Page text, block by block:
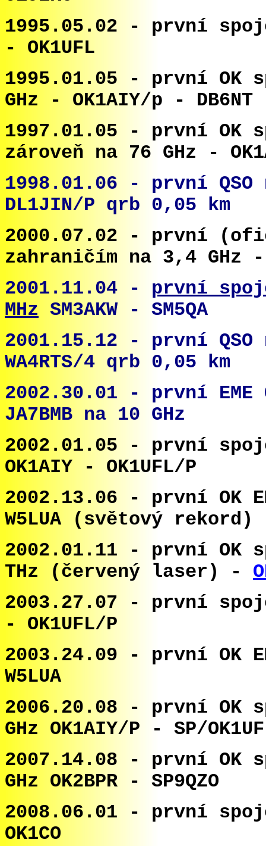
1995.05.02 - první
- OK1UFL
1995.01.05 - první OK
GHz - OK1AIY/p - DB6NT
1997.01.05 - první OK
zároveň na 76 GHz -
1998.01.06 - první QSO
DL1JIN/P qrb 0,05 km
2000.07.02 - první
zahraničím na 3,4 GHz -
2001.11.04 - první
MHz SM3AKW - SM5QA
2001.15.12 - první QSO
WA4RTS/4 qrb 0,05 km
2002.30.01 - první EME
JA7BMB na 10 GHz
2002.01.05 - první
OK1AIY - OK1UFL/P
2002.13.06 - první OK
W5LUA (světový rekord)
2002.01.11 - první OK
THz (červený laser) -
2003.27.07 - první
- OK1UFL/P
2003.24.09 - první OK
W5LUA
2006.20.08 - první OK
GHz OK1AIY/P - SP/
2007.14.08 - první OK
GHz OK2BPR - SP9QZO
2008.06.01 - první
OK1CO